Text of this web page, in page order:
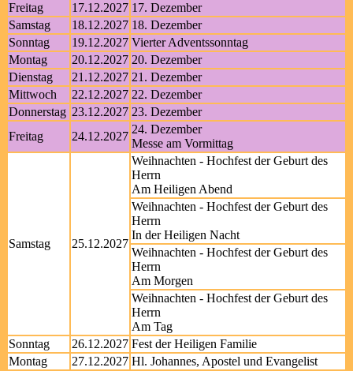
Freitag
17.12.2027 17. Dezember
Samstag
18.12.2027 18. Dezember
Sonntag
19.12.2027 Vierter Adventssonntag
Montag
20.12.2027 20. Dezember
Dienstag
21.12.2027 21. Dezember
Mittwoch
22.12.2027 22. Dezember
Donnerstag 23.12.2027 23. Dezember
Freitag
24.12.2027
24. Dezember
Messe am Vormittag
Samstag 25.12.2027
Weihnachten - Hochfest der Geburt des
Herrn
Am Heiligen Abend
Weihnachten - Hochfest der Geburt des
Herrn
In der Heiligen Nacht
Weihnachten - Hochfest der Geburt des
Herrn
Am Morgen
Weihnachten - Hochfest der Geburt des
Herrn
Am Tag
Sonntag
26.12.2027 Fest der Heiligen Familie
Montag
27.12.2027 Hl. Johannes, Apostel und Evangelist